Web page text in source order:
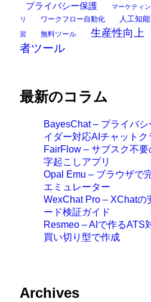
プライバシー保護 マーケティ
リ
ワークフロー自動化 人工知能
習 無料ツール 生産性向上
者ツール
最新のコラム
BayesChat – プライバ
イダー対応AIチャットク
FairFlow – サブスク不
字起こしアプリ
Opal Emu – ブラウザで
エミュレーター
WexChat Pro – XChatの
ード検証ガイド
Resmeo – AIで作るATS
買い切り型で作成
Archives